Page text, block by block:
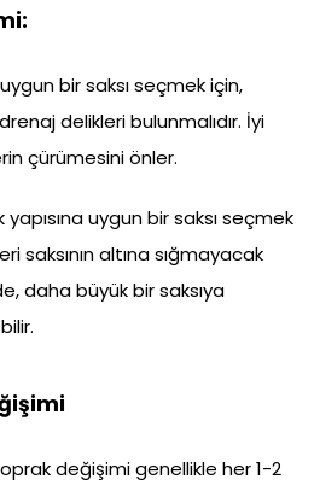
bir saksı seçmek için,
delikleri bulunmalıdır. İyi
çürümesini önler.
uygun bir saksı seçmek
saksının altına sığmayacak
daha büyük bir saksıya
değişimi genellikle her 1-2